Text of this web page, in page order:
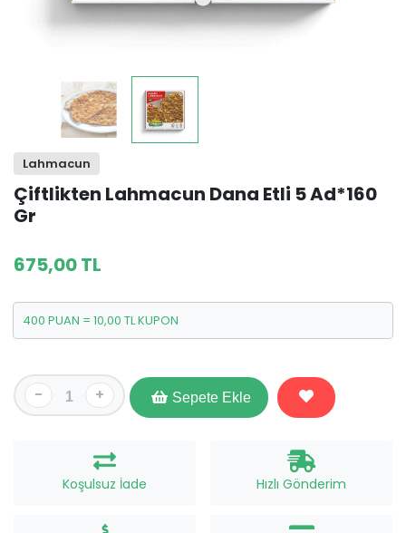
Lahmacun
Çiftlikten Lahmacun Dana Etli 5 Ad*160
Gr
675,00 TL
400 PUAN = 10,00 TL KUPON
- + Sepete Ekle
Koşulsuz İade Hızlı Gönderim